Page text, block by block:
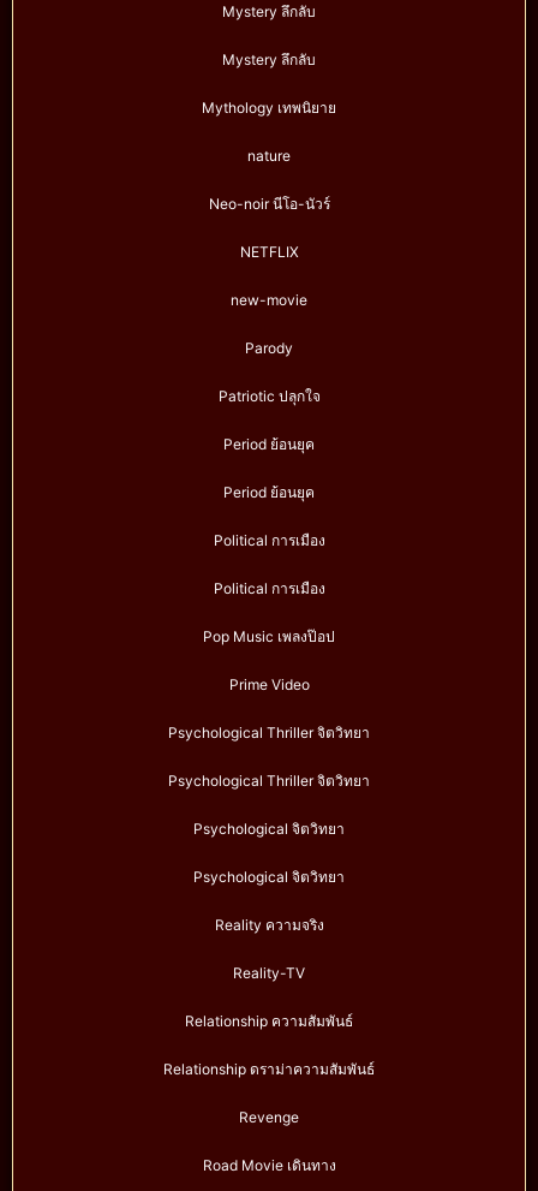
Mystery ลึกลับ
Mystery ลึกลับ
Mythology เทพนิยาย
nature
Neo-noir นีโอ-นัวร์
NETFLIX
new-movie
Parody
Patriotic ปลุกใจ
Period ย้อนยุค
Period ย้อนยุค
Political การเมือง
Political การเมือง
Pop Music เพลงป๊อป
Prime Video
Psychological Thriller จิตวิทยา
Psychological Thriller จิตวิทยา
Psychological จิตวิทยา
Psychological จิตวิทยา
Reality ความจริง
Reality-TV
Relationship ความสัมพันธ์
Relationship ดราม่าความสัมพันธ์
Revenge
Road Movie เดินทาง